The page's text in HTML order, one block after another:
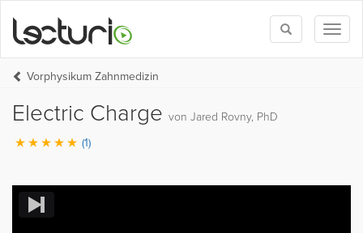
Toggle
search
Vorphysikum Zahnmedizin
Electric Charge von Jared Rovny, PhD
(1)